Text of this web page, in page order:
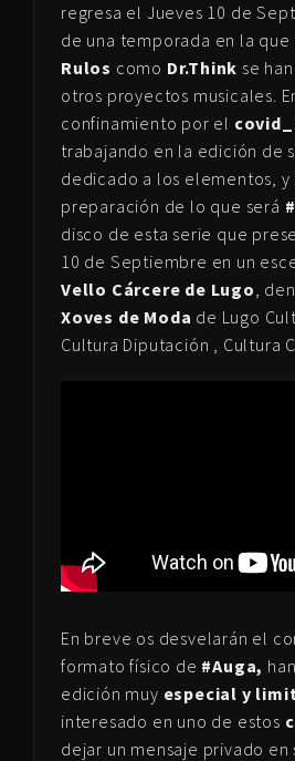
regresa el Jueves 10 de
de una temporada en la que
Rulos como Dr.Think se
otros proyectos musicales.
confinamiento por el
trabajando en la edición de
dedicado a los elementos, y
preparación de lo que será
disco de esta serie que
10 de Septiembre en un
Vello Cárcere de Lugo ,
Xoves de Moda de Lugo
Cultura Diputación , Cultura
En breve os desvelarán el
formato físico de #Auga,
edición muy especial y
interesado en uno de estos
dejar un mensaje privado en